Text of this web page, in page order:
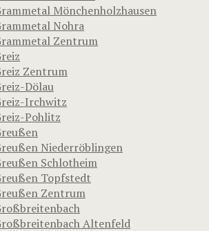
Mönchenholzhausen
Nohra
Zentrum
Zentrum
Dölau
Irchwitz
Pohlitz
Niederröblingen
Schlotheim
Topfstedt
Zentrum
Altenfeld